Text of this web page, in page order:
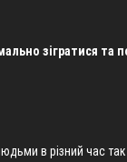
зігратися та
в різний час